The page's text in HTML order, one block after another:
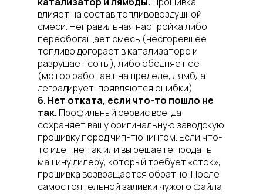
влияет на состав топливовоздушной
смеси. Неправильная настройка либо
переобогащает смесь (несгоревшее
топливо догорает в катализаторе и
разрушает соты), либо обедняет ее
(мотор работает на пределе, лямбда
деградирует, появляются ошибки).
6. Нет отката, если что-то пошло не
так. Профильный сервис всегда
сохраняет вашу оригинальную заводскую
прошивку перед чип-тюнингом. Если что-
то идет не так или вы решаете продать
машину дилеру, который требует «сток»,
прошивка возвращается обратно. После
самостоятельной заливки чужого файла